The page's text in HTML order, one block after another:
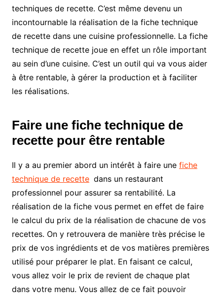
techniques de recette. C’est même devenu un
incontournable la réalisation de la fiche technique
de recette dans une cuisine professionnelle. La fiche
technique de recette joue en effet un rôle important
au sein d’une cuisine. C’est un outil qui va vous aider
à être rentable, à gérer la production et à faciliter
les réalisations.
Faire une fiche technique de
recette pour être rentable
Il y a au premier abord un intérêt à faire une fiche
technique de recette dans un restaurant
professionnel pour assurer sa rentabilité. La
réalisation de la fiche vous permet en effet de faire
le calcul du prix de la réalisation de chacune de vos
recettes. On y retrouvera de manière très précise le
prix de vos ingrédients et de vos matières premières
utilisé pour préparer le plat. En faisant ce calcul,
vous allez voir le prix de revient de chaque plat
dans votre menu. Vous allez de ce fait pouvoir